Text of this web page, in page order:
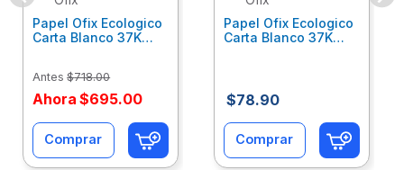
Papel Ofix Ecologico
Carta Blanco 37K
Antes $718.00
Ahora $695.00
Comprar
Papel Ofix Ecologico
Carta Blanco 37K
$78.90
Comprar